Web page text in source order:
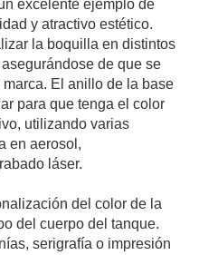
excelente ejemplo de
y atractivo estético.
la boquilla en distintos
de que se
El anillo de la base
para que tenga el color
utilizando varias
en aerosol,
láser.
del color de la
del cuerpo del tanque.
serigrafía o impresión